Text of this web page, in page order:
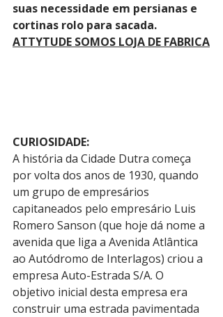
suas necessidade em persianas e
cortinas rolo para sacada.
ATTYTUDE SOMOS LOJA DE FABRICA
CURIOSIDADE:
A história da Cidade Dutra começa
por volta dos anos de 1930, quando
um grupo de empresários
capitaneados pelo empresário Luis
Romero Sanson (que hoje dá nome a
avenida que liga a Avenida Atlântica
ao Autódromo de Interlagos) criou a
empresa Auto-Estrada S/A. O
objetivo inicial desta empresa era
construir uma estrada pavimentada